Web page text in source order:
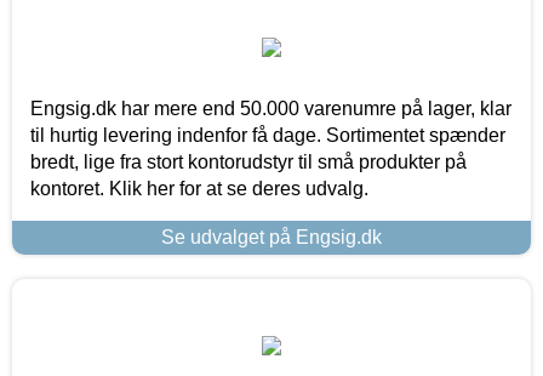
Engsig.dk har mere end 50.000 varenumre på lager, klar
til hurtig levering indenfor få dage. Sortimentet spænder
bredt, lige fra stort kontorudstyr til små produkter på
kontoret. Klik her for at se deres udvalg.
Se udvalget på Engsig.dk